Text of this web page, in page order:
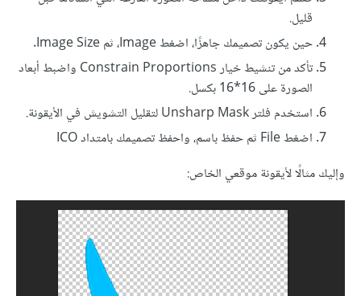
قليل.
حين يكون تصميمك جاهزًا، اضغط Image، ثم Image Size.
تأكد من تنشيط خيار Constrain Proportions واضبط أبعاد
الصورة على 16*16 بكسل.
استخدم فلتر Unsharp Mask لتقليل التشويش في الأيقونة.
اضغط File ثم حفظ باسم، واحفظ تصميمك بامتداد ICO
وإليك مثالًا لأيقونة موقعي الخاص: